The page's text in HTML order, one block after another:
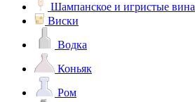
Шампанское и игристые вина
Виски
Водка
Коньяк
Ром